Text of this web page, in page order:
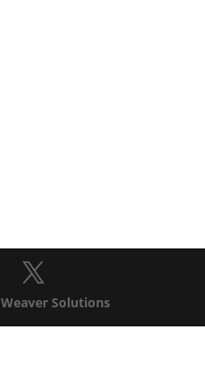
Weaver Solutions